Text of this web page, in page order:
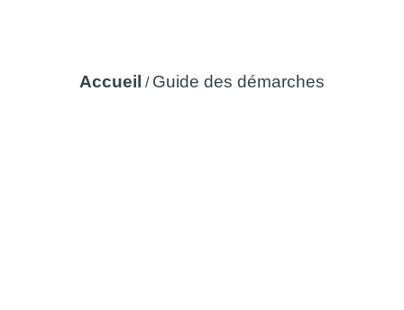
Accueil / Guide des démarches